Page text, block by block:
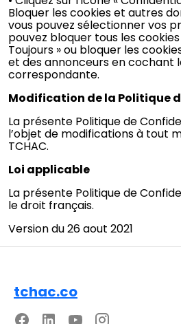
Bloquer les cookies et autres
vous pouvez sélectionner vos
pouvez bloquer tous les
Toujours » ou bloquer les
et des annonceurs en cochant
correspondante.
Modification de la Politique
La présente Politique de
l’objet de modifications à tout
TCHAC.
Loi applicable
La présente Politique de
le droit français.
Version du 26 aout 2021
tchac.co